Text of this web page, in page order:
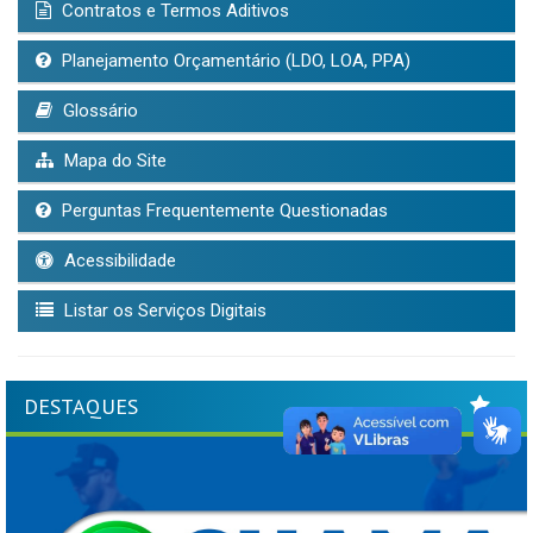
Contratos e Termos Aditivos
Planejamento Orçamentário (LDO, LOA, PPA)
Glossário
Mapa do Site
Perguntas Frequentemente Questionadas
Acessibilidade
Listar os Serviços Digitais
DESTAQUES